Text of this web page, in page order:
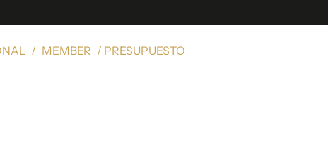
/ MEMBER / PRESUPUESTO